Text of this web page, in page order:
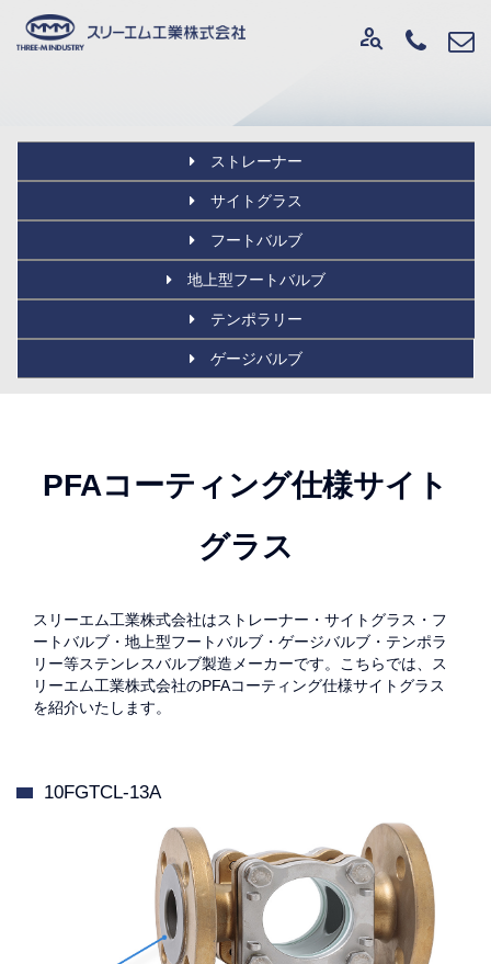
person_search
ストレーナー
サイトグラス
フートバルブ
地上型フートバルブ
テンポラリー
ゲージバルブ
PFAコーティング仕様サイト
グラス
スリーエム工業株式会社はストレーナー・サイトグラス・フ
ートバルブ・地上型フートバルブ・ゲージバルブ・テンポラ
リー等ステンレスバルブ製造メーカーです。こちらでは、ス
リーエム工業株式会社のPFAコーティング仕様サイトグラス
を紹介いたします。
10FGTCL-13A